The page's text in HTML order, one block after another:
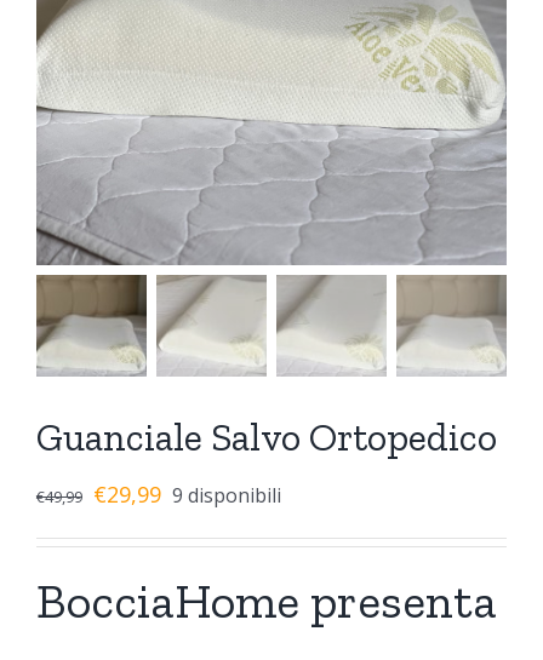
Guanciale Salvo Ortopedico
€49,99 €29,99 9 disponibili
BocciaHome presenta